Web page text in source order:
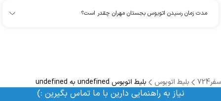
مدت زمان رسیدن اتوبوس بجستان مهران چقدر است؟
سفر724 بلیط اتوبوس بلیط اتوبوس undefined به undefined
نیاز به راهنمایی دارین با ما تماس بگیرین :)